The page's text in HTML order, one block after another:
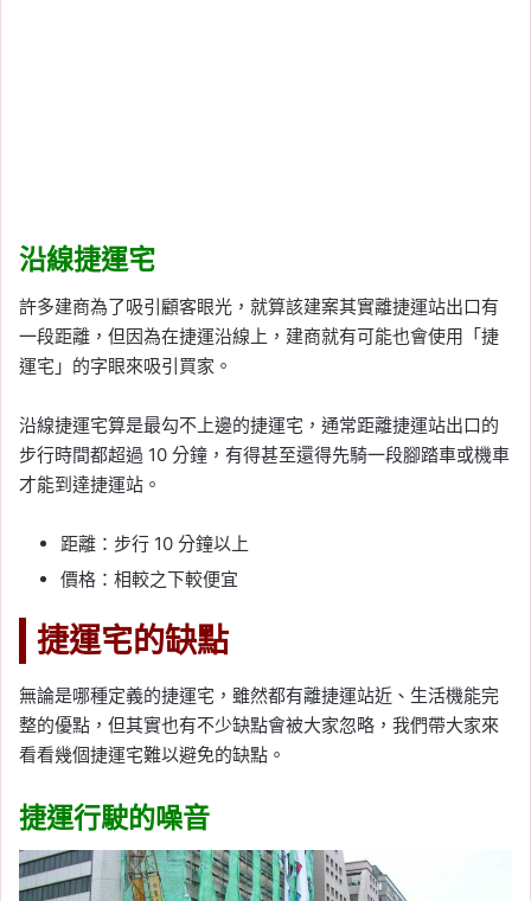
沿線捷運宅
許多建商為了吸引顧客眼光，就算該建案其實離捷運站出口有
一段距離，但因為在捷運沿線上，建商就有可能也會使用「捷
運宅」的字眼來吸引買家。
沿線捷運宅算是最勾不上邊的捷運宅，通常距離捷運站出口的
步行時間都超過 10 分鐘，有得甚至還得先騎一段腳踏車或機車
才能到達捷運站。
距離：步行 10 分鐘以上
價格：相較之下較便宜
捷運宅的缺點
無論是哪種定義的捷運宅，雖然都有離捷運站近、生活機能完
整的優點，但其實也有不少缺點會被大家忽略，我們帶大家來
看看幾個捷運宅難以避免的缺點。
捷運行駛的噪音